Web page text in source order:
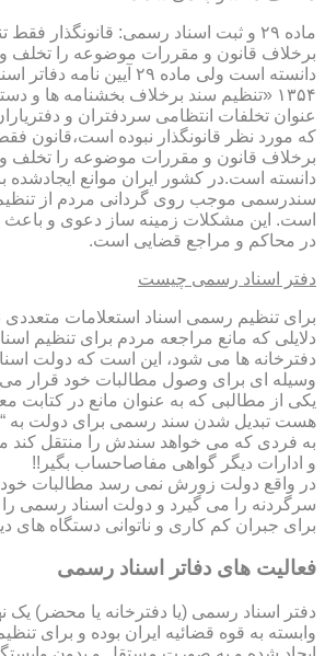
ماده ۲۹ و ثبت اسناد رسمی: قانونگذار
برخلاف قانون و مقررات موضوعه را
دانسته است ولی ماده ۲۹
۱۳۵۴ «تنظیم سند برخلاف بخشنامه ها و
عنوان تخلفات انتظامی سردفتران و
که مورد نظر قانونگذار نبوده است،قانون
برخلاف قانون و مقررات موضوعه را
دانسته است.در کشور ایران موانع ایجادشده
سندرسمی موجب روی گردانی مردم از
است. این مشکلات زمینه ساز دعوی و
در محاکم و مراجع قضایی است.
دفتر اسناد رسمی چیست
برای تنظیم رسمی اسناد استعلامات متعددی
دلایلی که مانع مراجعه مردم برای تنظیم
دفترخانه ها می شود، این است که دولت
وسیله ای برای وصول مطالبات خود قرار
یکی از مطالبی که به عنوان مانع در کتابت
هست تبدیل شدن سند رسمی برای دولت به
به فردی که می خواهد سندش را منتقل کند می
و ادارات دیگر گواهی مفاصاحساب بگیر!!
در واقع دولت زورش نمی رسد مطالبات
سرگردنه را می گیرد و دولت اسناد رسمی را
برای جبران کم کاری و ناتوانی دستگاه های
فعالیت های دفاتر اسناد رسمی
دفتر اسناد رسمی (یا دفترخانه یا محضر) یک
وابسته به قوه قضائیه ایران بوده و برای